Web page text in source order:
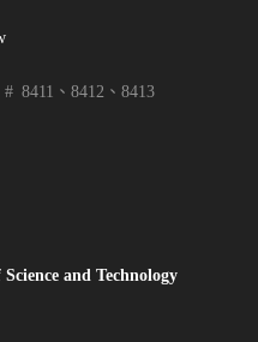
8411、8412、8413
and Technology